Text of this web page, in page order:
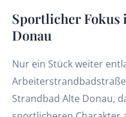
Sportlicher Fokus
Donau
Nur ein Stück weiter
Strandbad Alte Donau,